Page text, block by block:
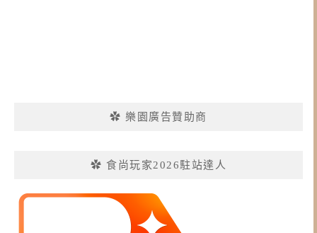
✿ 樂園廣告贊助商
✿ 食尚玩家2026駐站達人